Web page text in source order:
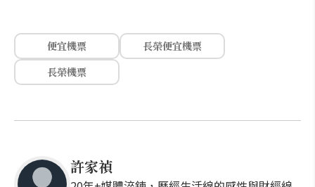
便宜機票
長榮便宜機票
長榮機票
許家禎